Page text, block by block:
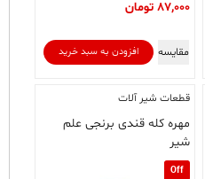
87,000 تومان
افزودن به سبد خرید مقایسه
قطعات شیر آلات
مهره کله قندی برنجی علم
شیر
Off